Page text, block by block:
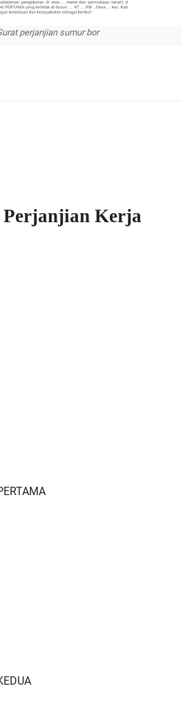
perjanjian sumur bor
Perjanjian Kerja